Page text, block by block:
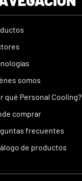
somos
qué Personal Cooling?
comprar
frecuentes
de productos